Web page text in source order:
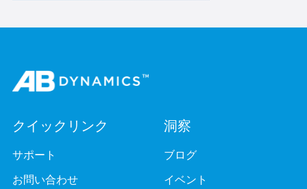
クイックリンク
サポート
お問い合わせ
洞察
ブログ
イベント